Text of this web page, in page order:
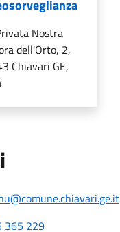
Nostra
dell'Orto, 2,
Chiavari GE,
365 229